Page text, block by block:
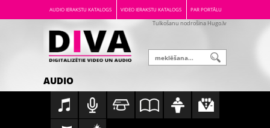
AUDIO IERAKSTU KATALOGS VIDEO IERAKSTU KATALOGS PAR PORTĀLU
Tulkošanu nodrošina Hugo.lv
AUDIO